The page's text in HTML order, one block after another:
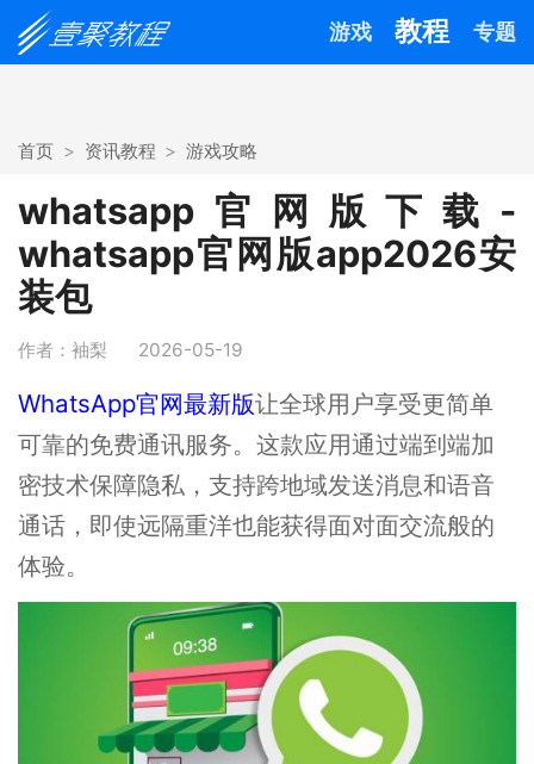
游戏 教程 专题
首页 资讯教程 游戏攻略
whatsapp官网版下载-
whatsapp官网版app2026安
装包
作者：袖梨 2026-05-19
WhatsApp官网最新版让全球用户享受更简单
可靠的免费通讯服务。这款应用通过端到端加
密技术保障隐私，支持跨地域发送消息和语音
通话，即使远隔重洋也能获得面对面交流般的
体验。